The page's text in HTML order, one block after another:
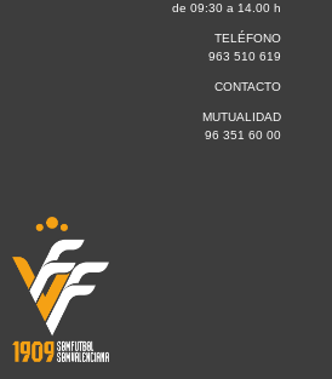
de 09:30 a 14.00 h
TELÉFONO
963 510 619
CONTACTO
MUTUALIDAD
96 351 60 00